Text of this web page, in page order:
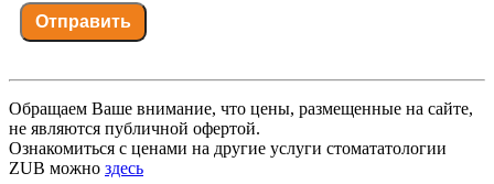
Отправить
Обращаем Ваше внимание, что цены, размещенные на сайте,
не являются публичной офертой.
Ознакомиться с ценами на другие услуги стомататологии
ZUB можно здесь